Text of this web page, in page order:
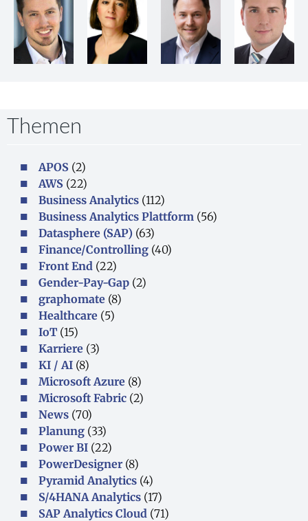
Themen
APOS (2)
AWS (22)
Business Analytics (112)
Business Analytics Plattform (56)
Datasphere (SAP) (63)
Finance/Controlling (40)
Front End (22)
Gender-Pay-Gap (2)
graphomate (8)
Healthcare (5)
IoT (15)
Karriere (3)
KI / AI (8)
Microsoft Azure (8)
Microsoft Fabric (2)
News (70)
Planung (33)
Power BI (22)
PowerDesigner (8)
Pyramid Analytics (4)
S/4HANA Analytics (17)
SAP Analytics Cloud (71)